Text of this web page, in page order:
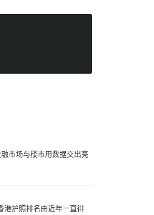
市场与楼市用数据交出亮
港护照排名由近年一直徘